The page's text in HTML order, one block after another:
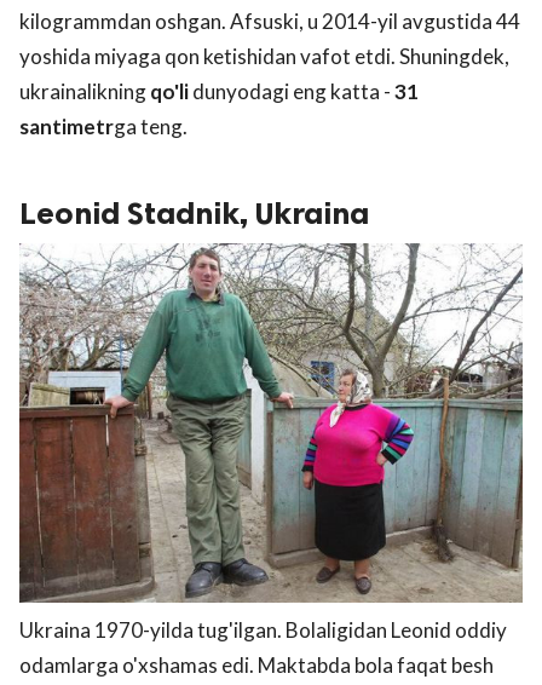
kilogrammdan oshgan. Afsuski, u 2014-yil avgustida 44
yoshida miyaga qon ketishidan vafot etdi. Shuningdek,
ukrainalikningqo'lidunyodagi eng katta -31
santimetrga teng.
Leonid Stadnik, Ukraina
Ukraina 1970-yilda tug'ilgan. Bolaligidan Leonid oddiy
odamlarga o'xshamas edi. Maktabda bola faqat besh